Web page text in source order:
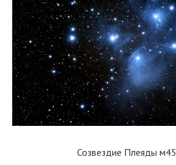
Созвездие Плеяды м45